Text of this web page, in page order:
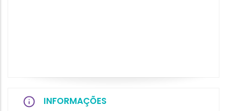
INFORMAÇÕES